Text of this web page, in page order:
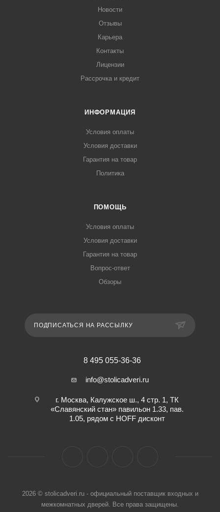
Новости
Отзывы
Карьера
Контакты
Лицензии
Рассрочка и кредит
ИНФОРМАЦИЯ
Условия оплаты
Условия доставки
Гарантия на товар
Политика
ПОМОЩЬ
Условия оплаты
Условия доставки
Гарантия на товар
Вопрос-ответ
Обзоры
ПОДПИСАТЬСЯ НА РАССЫЛКУ
8 495 055-36-36
info@stolicadveri.ru
г. Москва, Калужское ш., 4 стр. 1, ТК
«Славянский стан» павильон 1.33, пав.
1.05, рядом с HOFF дисконт
2026 © stolicadveri.ru - официальный поставщик входных и
межкомнатных дверей. Все права защищены.